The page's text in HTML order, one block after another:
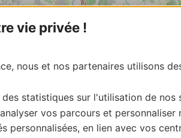
vie privée !
nous et nos partenaires utilisons
statistiques sur l'utilisation de nos
vos parcours et
personnalisées, en lien avec vos